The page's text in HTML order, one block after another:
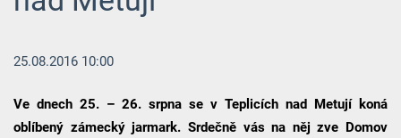
25.08.2016 10:00
Ve dnech 25. – 26. srpna se v Teplicích nad Metují koná
oblíbený zámecký jarmark. Srdečně vás na něj zve Domov